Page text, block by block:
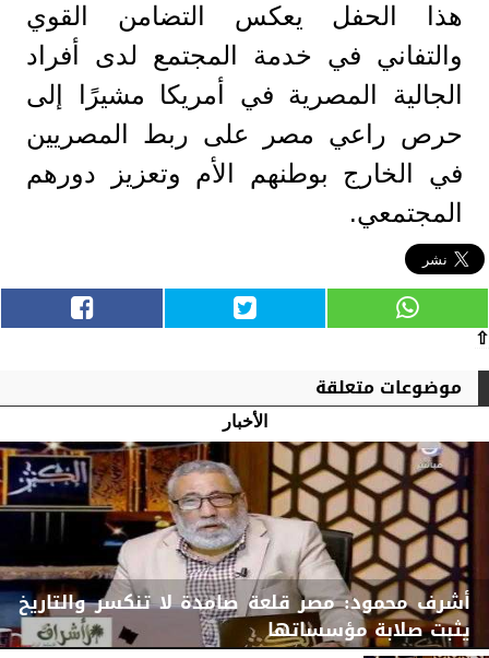
هذا الحفل يعكس التضامن القوي
والتفاني في خدمة المجتمع لدى أفراد
الجالية المصرية في أمريكا مشيرًا إلى
حرص راعي مصر على ربط المصريين
في الخارج بوطنهم الأم وتعزيز دورهم
المجتمعي.
⇧
موضوعات متعلقة
الأخبار
أشرف محمود: مصر قلعة صامدة لا تنكسر والتاريخ
يثبت صلابة مؤسساتها